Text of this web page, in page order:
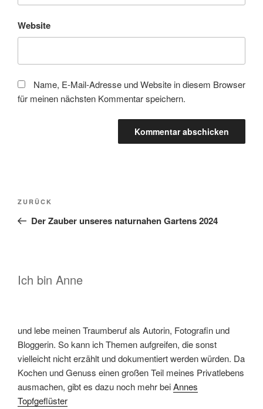
Website
Name, E-Mail-Adresse und Website in diesem Browser
für meinen nächsten Kommentar speichern.
Beitragsnavigation
Vorheriger
Beitrag
ZURÜCK
Der Zauber unseres naturnahen Gartens 2024
Ich bin Anne
und lebe meinen Traumberuf als Autorin, Fotografin und
Bloggerin. So kann ich Themen aufgreifen, die sonst
vielleicht nicht erzählt und dokumentiert werden würden. Da
Kochen und Genuss einen großen Teil meines Privatlebens
ausmachen, gibt es dazu noch mehr beiAnnes
Topfgeflüster